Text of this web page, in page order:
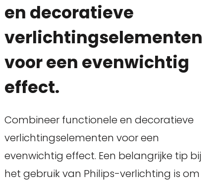
en decoratieve
verlichtingselementen
voor een evenwichtig
effect.
Combineer functionele en decoratieve
verlichtingselementen voor een
evenwichtig effect. Een belangrijke tip bij
het gebruik van Philips-verlichting is om